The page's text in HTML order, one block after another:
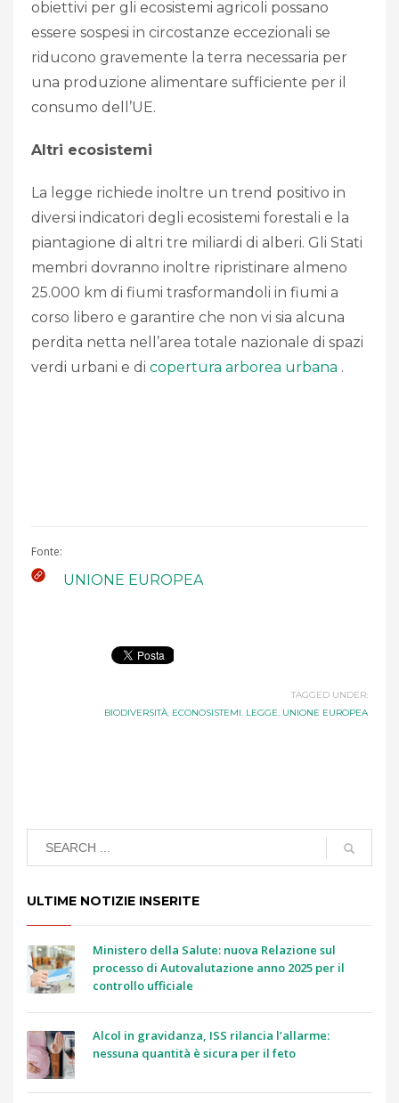
obiettivi per gli ecosistemi agricoli possano
essere sospesi in circostanze eccezionali se
riducono gravemente la terra necessaria per
una produzione alimentare sufficiente per il
consumo dell’UE.
Altri ecosistemi
La legge richiede inoltre un trend positivo in
diversi indicatori degli ecosistemi forestali e la
piantagione di altri tre miliardi di alberi. Gli Stati
membri dovranno inoltre ripristinare almeno
25.000 km di fiumi trasformandoli in fiumi a
corso libero e garantire che non vi sia alcuna
perdita netta nell’area totale nazionale di spazi
verdi urbani e di copertura arborea urbana .
Fonte:
UNIONE EUROPEA
TAGGED UNDER:
BIODIVERSITÀ, ECONOSISTEMI, LEGGE, UNIONE EUROPEA
ULTIME NOTIZIE INSERITE
Ministero della Salute: nuova Relazione sul
processo di Autovalutazione anno 2025 per il
controllo ufficiale
Alcol in gravidanza, ISS rilancia l’allarme:
nessuna quantità è sicura per il feto